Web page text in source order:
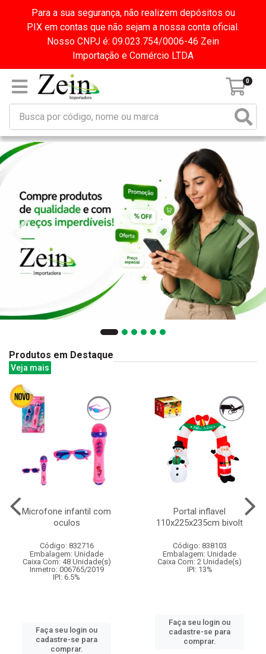
Para a sua segurança, não realizem depósitos ou
PIX em contas que não sejam a nossa conta oficial.
Nosso CNPJ é: 09.023.754/0006-46 Zein
Importação e Comércio LTDA
0
Produtos em Destaque
Veja mais
Microfone infantil com
oculos
Código: 832716
Embalagem: Unidade
Caixa Com: 48 Unidade(s)
Inmetro: 006765/2019
IPI: 6.5%
Faça seu login ou
cadastre-se para
comprar.
Portal inflavel
110x225x235cm bivolt
Código: 838103
Embalagem: Unidade
Caixa Com: 2 Unidade(s)
IPI: 13%
Faça seu login ou
cadastre-se para
comprar.